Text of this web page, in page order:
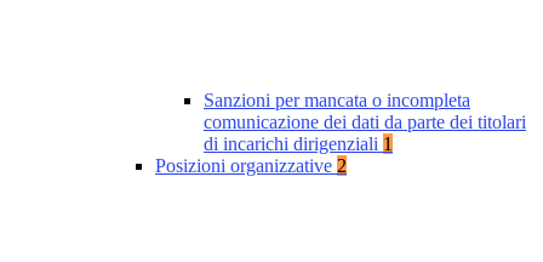
Sanzioni per mancata o incompleta
comunicazione dei dati da parte dei titolari
di incarichi dirigenziali 1
Posizioni organizzative 2